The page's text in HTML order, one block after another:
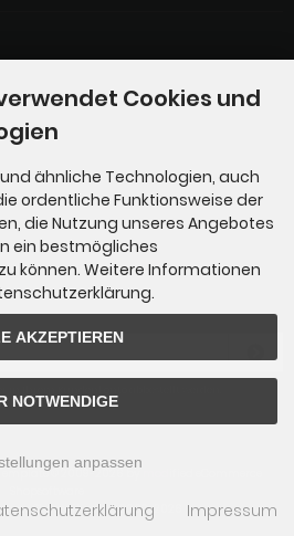
© 2009-2026 by
Shopsoftware © 2009-2026
Cookies und
ähnliche Technologien, auch
ordentliche Funktionsweise der
die Nutzung unseres Angebotes
ein bestmögliches
können. Weitere Informationen
AKZEPTIEREN
NOTWENDIGE
anpassen
Impressum